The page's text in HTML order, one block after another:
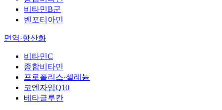
비타민B군
벤포티아민
면역·항산화
비타민C
종합비타민
프로폴리스·셀레늄
코엔자임Q10
베타글루칸